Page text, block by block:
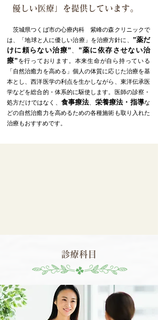
優しい医療」を提供しています。
茨城県つくば市の心療内科 紫峰の森クリニックで
は、「地球と人に優しい治療」を治療方針に、 ”薬だ
けに頼らない治療” 、 ”薬に依存させない治
療” を行っております。本来生命が自ら持っている
「自然治癒力を高める」個人の体質に応じた治療を基
本とし、西洋医学の利点を生かしながら、東洋伝承医
学などを総合的・体系的に駆使します。医師の診察・
処方だけではなく、 食事療法、 栄養療法・指導な
どの自然治癒力を高めるための各種施術も取り入れた
治療もおすすめです。
診療科目